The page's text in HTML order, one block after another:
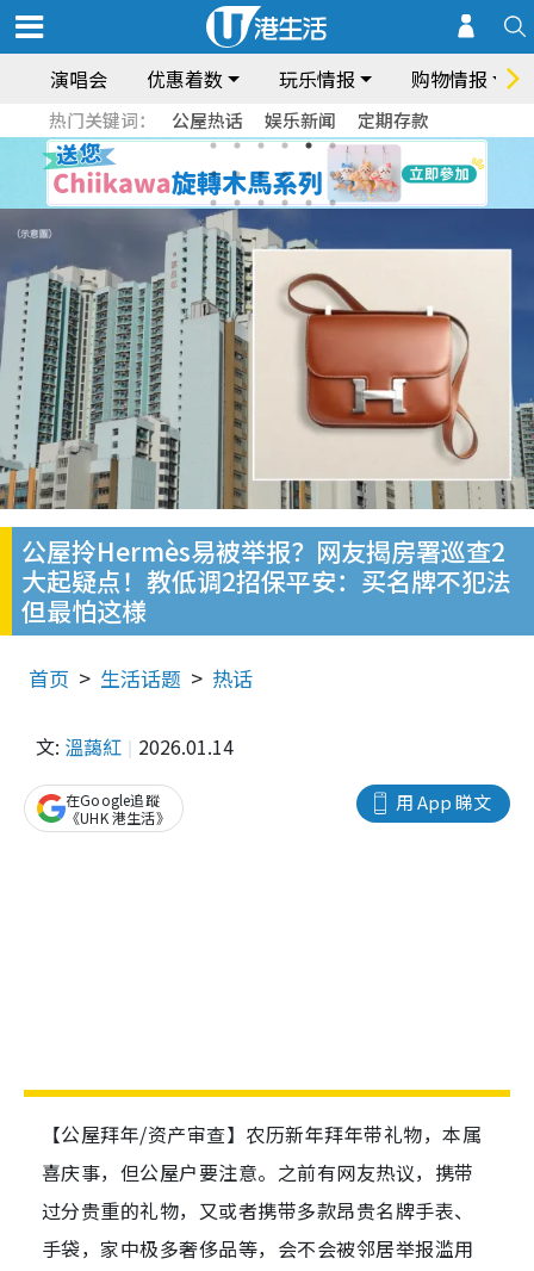
演唱会 优惠着数 玩乐情报 购物情报
热门关键词： 公屋热话 娱乐新闻 定期存款
公屋拎Hermès易被举报？网友揭房署巡查2
大起疑点！教低调2招保平安：买名牌不犯法
但最怕这様
首页 生活话题 热话
文: 溫藹紅 2026.01.14
用 App 睇文
在Google追蹤
《UHK 港生活》
【公屋拜年/资产审查】农历新年拜年带礼物，本属
喜庆事，但公屋户要注意。之前有网友热议，携带
过分贵重的礼物，又或者携带多款昂贵名牌手表、
手袋，家中极多奢侈品等，会不会被邻居举报滥用